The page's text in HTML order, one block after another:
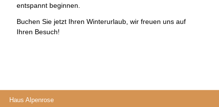
entspannt beginnen.
Buchen Sie jetzt Ihren Winterurlaub, wir freuen uns auf
Ihren Besuch!
Haus Alpenrose